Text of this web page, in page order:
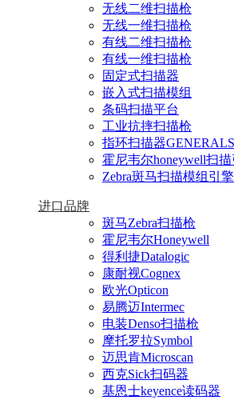
无线二维扫描枪
无线一维扫描枪
有线二维扫描枪
有线一维扫描枪
固定式扫描器
嵌入式扫描模组
条码扫描平台
工业抗摔扫描枪
指环扫描器
霍尼韦尔honeywell扫
Zebra斑马扫描模组引擎
进口品牌
斑马Zebra扫描枪
霍尼韦尔Honeywell
得利捷Datalogic
康耐视Cognex
欧光Opticon
易腾迈Intermec
电装Denso扫描枪
摩托罗拉Symbol
迈思肯Microscan
西克Sick扫码器
基恩士keyence读码器